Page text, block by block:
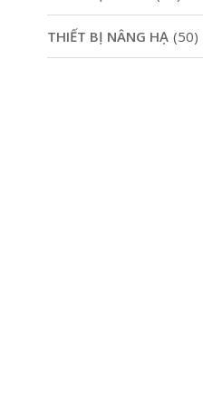
THIẾT BỊ NÂNG HẠ (50)